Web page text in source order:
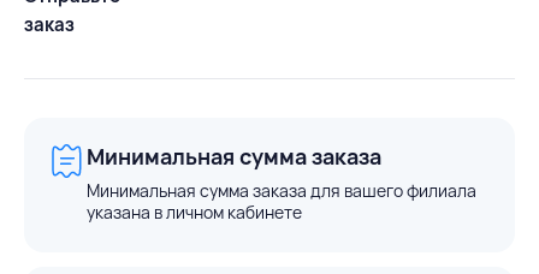
заказ
Минимальная сумма заказа
Минимальная сумма заказа для вашего филиала
указана в личном кабинете